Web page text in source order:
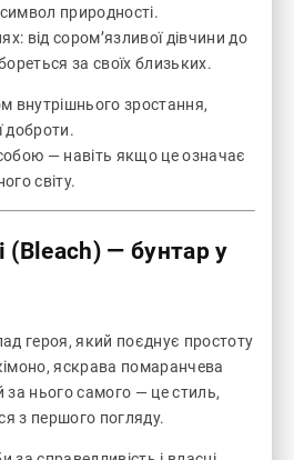
природності.
від сором’язливої дівчини до
за своїх близьких.
внутрішнього зростання,
доброти.
— навіть якщо це означає
світу.
(Bleach) — бунтар у
героя, який поєднує простоту
яскрава помаранчева
за нього самого — це стиль,
з першого погляду.